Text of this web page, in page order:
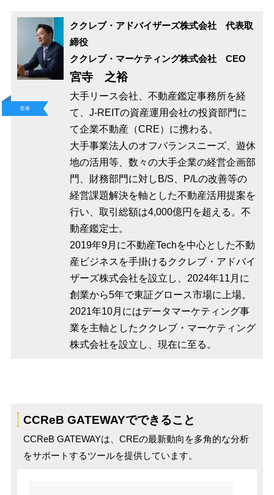
監修
ククレブ・アドバイザーズ株式会社 代表取
締役
ククレブ・マーケティング株式会社 CEO
宮寺 之裕
大手リース会社、不動産鑑定事務所を経
て、J-REITの資産運用会社の投資部門に
て企業不動産（CRE）に携わる。
大手事業法人のオフバランスニーズ、遊休
地の活用等、数々の大手企業の経営企画部
門、財務部門に対しB/S、P/Lの改善等の
経営課題解決を軸とした不動産活用提案を
行い、取引総額は4,000億円を超える。不
動産鑑定士。
2019年9月に不動産Techを中心とした不動
産ビジネスを手掛けるククレブ・アドバイ
ザーズ株式会社を設立し、2024年11月に
創業から5年で東証グロース市場に上場。
2021年10月にはデータマーケティング事
業を主軸としたククレブ・マーケティング
株式会社を設立し、現在に至る。
CCReB GATEWAYでできること
CCReB GATEWAYは、CREの最新動向を多角的な分析
をサポートするツールを提供しています。